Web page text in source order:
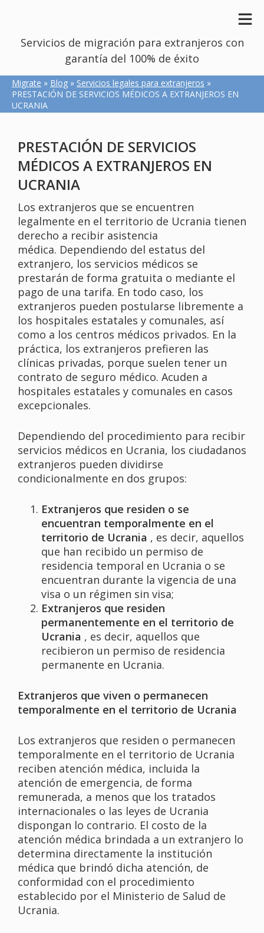
Servicios de migración para extranjeros con
garantía del 100% de éxito
Migrate » Blog » Servicios legales para extranjeros »
PRESTACIÓN DE SERVICIOS MÉDICOS A EXTRANJEROS EN
UCRANIA
PRESTACIÓN DE SERVICIOS
MÉDICOS A EXTRANJEROS EN
UCRANIA
Los extranjeros que se encuentren
legalmente en el territorio de Ucrania tienen
derecho a recibir asistencia
médica. Dependiendo del estatus del
extranjero, los servicios médicos se
prestarán de forma gratuita o mediante el
pago de una tarifa. En todo caso, los
extranjeros pueden postularse libremente a
los hospitales estatales y comunales, así
como a los centros médicos privados. En la
práctica, los extranjeros prefieren las
clínicas privadas, porque suelen tener un
contrato de seguro médico. Acuden a
hospitales estatales y comunales en casos
excepcionales.
Dependiendo del procedimiento para recibir
servicios médicos en Ucrania, los ciudadanos
extranjeros pueden dividirse
condicionalmente en dos grupos:
Extranjeros que residen o se
encuentran temporalmente en el
territorio de Ucrania , es decir, aquellos
que han recibido un permiso de
residencia temporal en Ucrania o se
encuentran durante la vigencia de una
visa o un régimen sin visa;
Extranjeros que residen
permanentemente en el territorio de
Ucrania , es decir, aquellos que
recibieron un permiso de residencia
permanente en Ucrania.
Extranjeros que viven o permanecen
temporalmente en el territorio de Ucrania
Los extranjeros que residen o permanecen
temporalmente en el territorio de Ucrania
reciben atención médica, incluida la
atención de emergencia, de forma
remunerada, a menos que los tratados
internacionales o las leyes de Ucrania
dispongan lo contrario. El costo de la
atención médica brindada a un extranjero lo
determina directamente la institución
médica que brindó dicha atención, de
conformidad con el procedimiento
establecido por el Ministerio de Salud de
Ucrania.